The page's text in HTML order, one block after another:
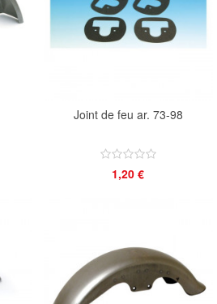
Joint de feu ar. 73-98
1,20 €